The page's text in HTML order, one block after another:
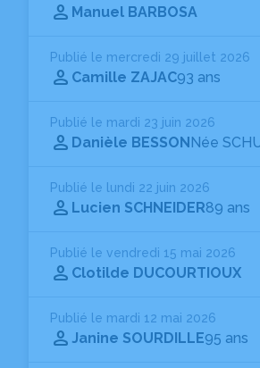
Manuel BARBOSA
Publié le mercredi 29 juillet 2026
Camille ZAJAC93 ans
Publié le mardi 23 juin 2026
Danièle BESSONNée
Publié le lundi 22 juin 2026
Lucien SCHNEIDER89 ans
Publié le vendredi 15 mai 2026
Clotilde DUCOURTIOUX
Publié le mardi 12 mai 2026
Janine SOURDILLE95 ans